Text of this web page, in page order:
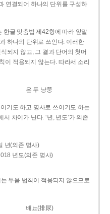
연결되어 하나의 단위를 구성하
한글 맞춤법 제42항에 따라 앞말
하나의 단위로 쓰인다. 이러한
되지 않고, 그 결과 단어의 첫머
이 적용되지 않는다. 따라서 소리
은 두 냥쭝
이기도 하고 명사로 쓰이기도 하는
차이가 난다. ‘년, 년도’가 의존
년(의존 명사)
년도(의존 명사)
두음 법칙이 적용되지 않으므로
배뇨(排尿)